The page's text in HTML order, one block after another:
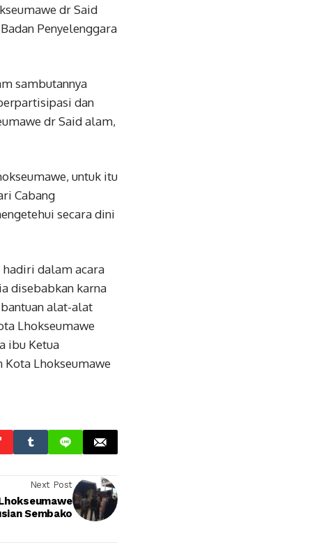
dr Said
Penyelenggara
sambutannya
dan
dr Said alam,
untuk itu
Cabang
secara dini
hadiri dalam acara
disebabkan karna
alat-alat
Lhokseumawe
ibu Ketua
Kota Lhokseumawe
Next Post
Sembako